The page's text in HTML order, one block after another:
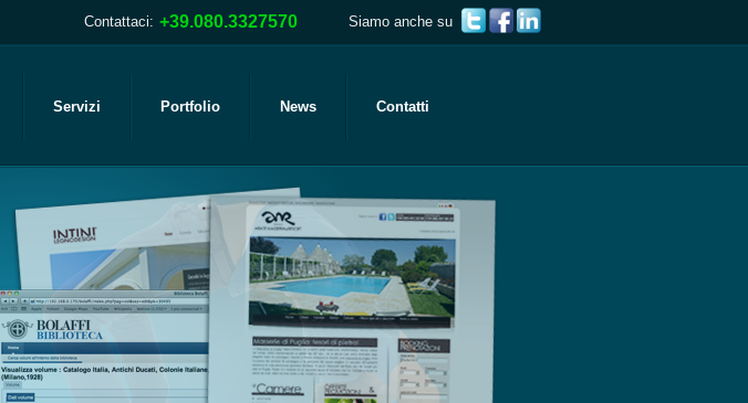
Contattaci: +39.080.3327570 Siamo anche su
Servizi Portfolio News Contatti